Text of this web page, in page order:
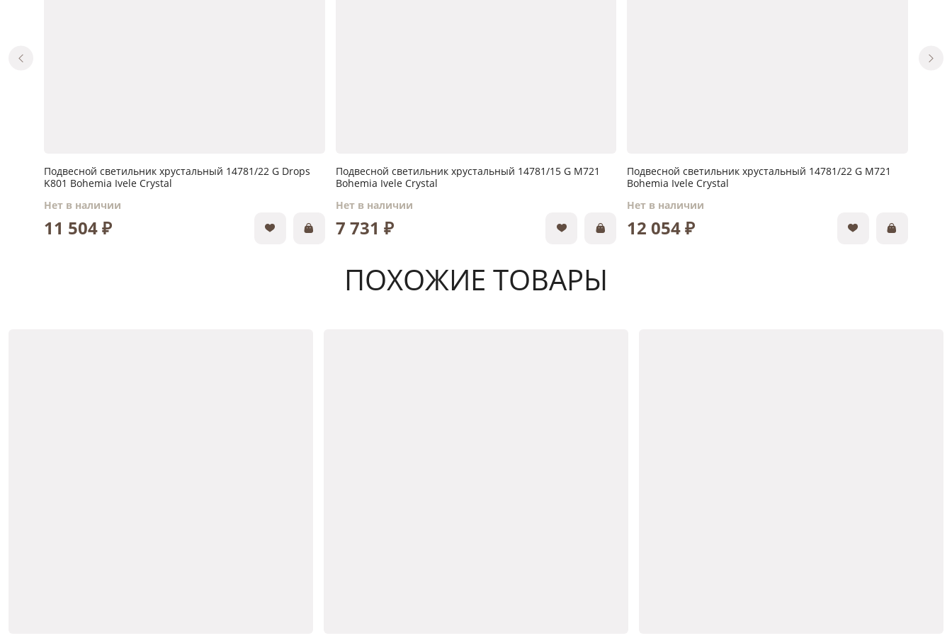
Подвесной светильник хрустальный 14781/22 G Drops
K801 Bohemia Ivele Crystal
Нет в наличии
11 504 ₽
Подвесной светильник хрустальный 14781/15 G M721
Bohemia Ivele Crystal
Нет в наличии
7 731 ₽
Подвесной светильник хрустальный 14781/22 G M721
Bohemia Ivele Crystal
Нет в наличии
12 054 ₽
ПОХОЖИЕ ТОВАРЫ